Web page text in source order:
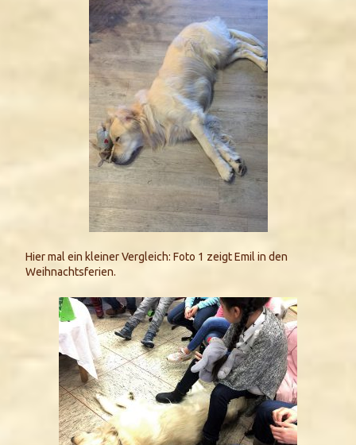
Hier mal ein kleiner Vergleich: Foto 1 zeigt Emil in den
Weihnachtsferien.